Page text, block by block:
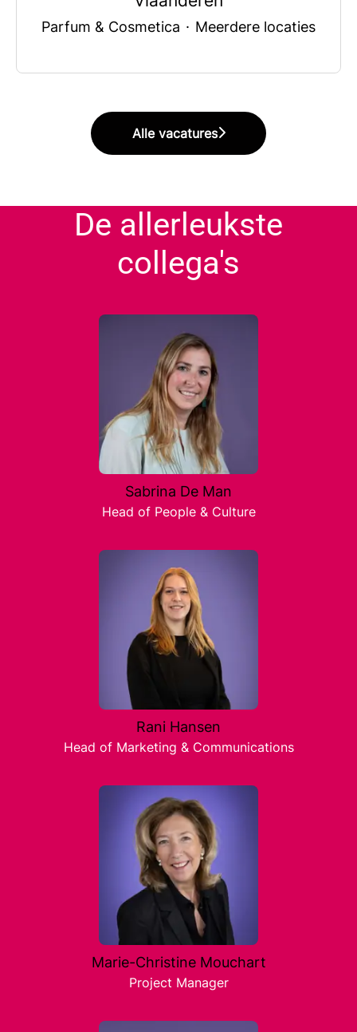
Parfum & Cosmetica · Meerdere locaties
Alle vacatures
De allerleukste
collega's
Sabrina De Man
Head of People & Culture
Rani Hansen
Head of Marketing & Communications
Marie-Christine Mouchart
Project Manager